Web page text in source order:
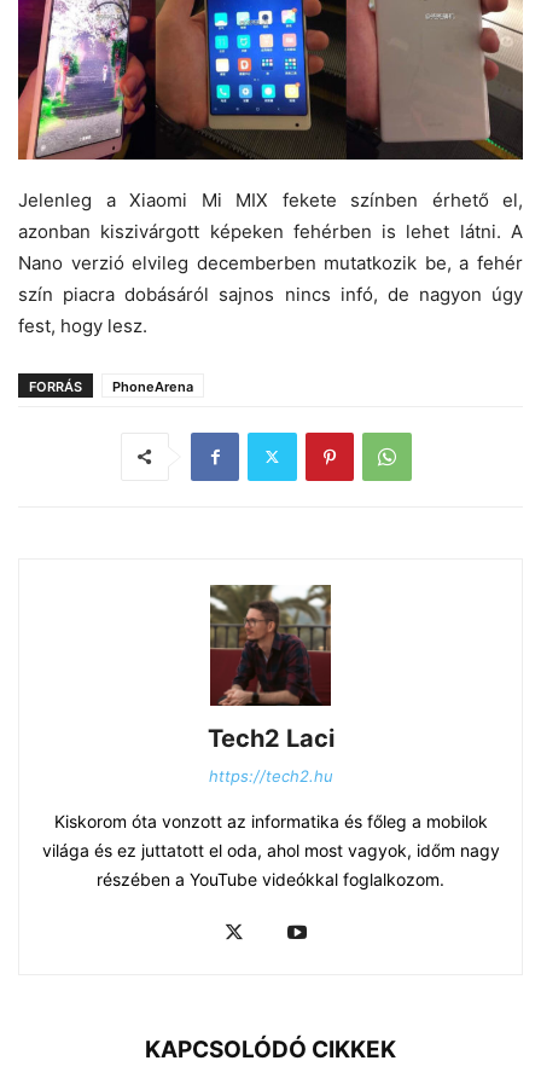
Jelenleg a Xiaomi Mi MIX fekete színben érhető el,
azonban kiszivárgott képeken fehérben is lehet látni. A
Nano verzió elvileg decemberben mutatkozik be, a fehér
szín piacra dobásáról sajnos nincs infó, de nagyon úgy
fest, hogy lesz.
FORRÁS PhoneArena
Tech2 Laci
https://tech2.hu
Kiskorom óta vonzott az informatika és főleg a mobilok
világa és ez juttatott el oda, ahol most vagyok, időm nagy
részében a YouTube videókkal foglalkozom.
KAPCSOLÓDÓ CIKKEK